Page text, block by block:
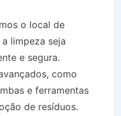
o local de
limpeza seja
e segura.
como
e ferramentas
de resíduos.